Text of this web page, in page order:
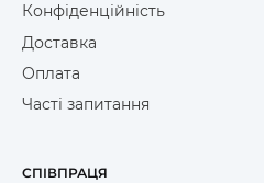
Конфіденційність
Доставка
Оплата
Часті запитання
СПІВПРАЦЯ